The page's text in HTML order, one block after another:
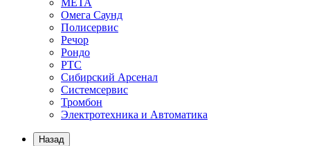
МЕТА
Омега Саунд
Полисервис
Речор
Рондо
РТС
Сибирский Арсенал
Системсервис
Тромбон
Электротехника и Автоматика
Назад